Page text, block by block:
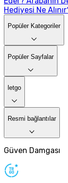
Hediyesi Ne
Popüler Kategoriler
Popüler Sayfalar
letgo
Resmi bağlantılar
Güven Damgası